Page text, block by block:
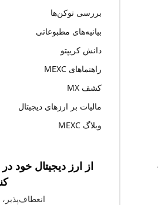
بررسی توکن‌ها
بیانیه‌های مطبوعاتی
دانش کریپتو
راهنماهای MEXC
کشف MX
مالیات بر ارزهای دیجیتال
وبلاگ MEXC
از ارز دیجیتال خود